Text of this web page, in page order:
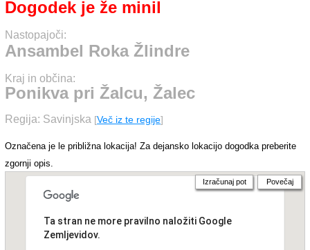
Dogodek je že minil
Nastopajoči:
Ansambel Roka Žlindre
Kraj in občina:
Ponikva pri Žalcu, Žalec
Regija: Savinjska [Več iz te regije]
Označena je le približna lokacija! Za dejansko lokacijo dogodka preberite
zgornji opis.
Ta stran ne more pravilno naložiti Google
Zemljevidov.
Izračunaj pot Povečaj